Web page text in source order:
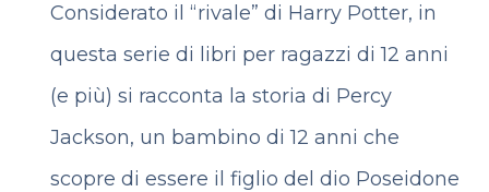
Considerato il “rivale” di Harry Potter, in
questa serie di libri per ragazzi di 12 anni
(e più) si racconta la storia di Percy
Jackson, un bambino di 12 anni che
scopre di essere il figlio del dio Poseidone